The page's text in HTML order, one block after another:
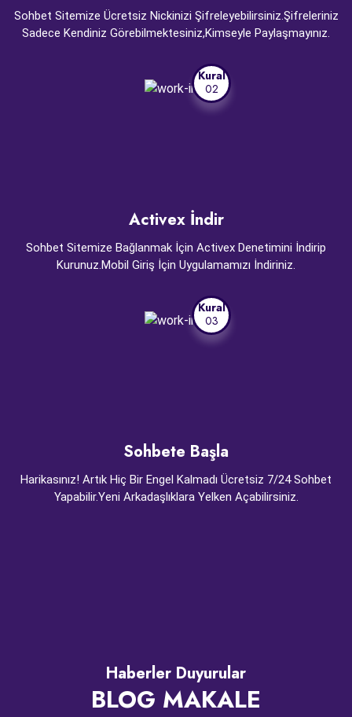
Sohbet Sitemize Ücretsiz Nickinizi Şifreleyebilirsiniz.Şifreleriniz
Sadece Kendiniz Görebilmektesiniz,Kimseyle Paylaşmayınız.
Kural
02
Activex İndir
Sohbet Sitemize Bağlanmak İçin Activex Denetimini İndirip
Kurunuz.Mobil Giriş İçin Uygulamamızı İndiriniz.
Kural
03
Sohbete Başla
Harikasınız! Artık Hiç Bir Engel Kalmadı Ücretsiz 7/24 Sohbet
Yapabilir.Yeni Arkadaşlıklara Yelken Açabilirsiniz.
Haberler Duyurular
BLOG MAKALE